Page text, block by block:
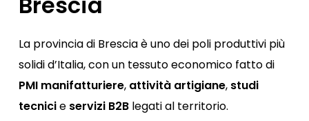
La provincia di Brescia è uno dei poli produttivi più
solidi d’Italia, con un tessuto economico fatto di
PMI manifatturiere, attività artigiane, studi
tecnicie servizi B2Blegati al territorio.